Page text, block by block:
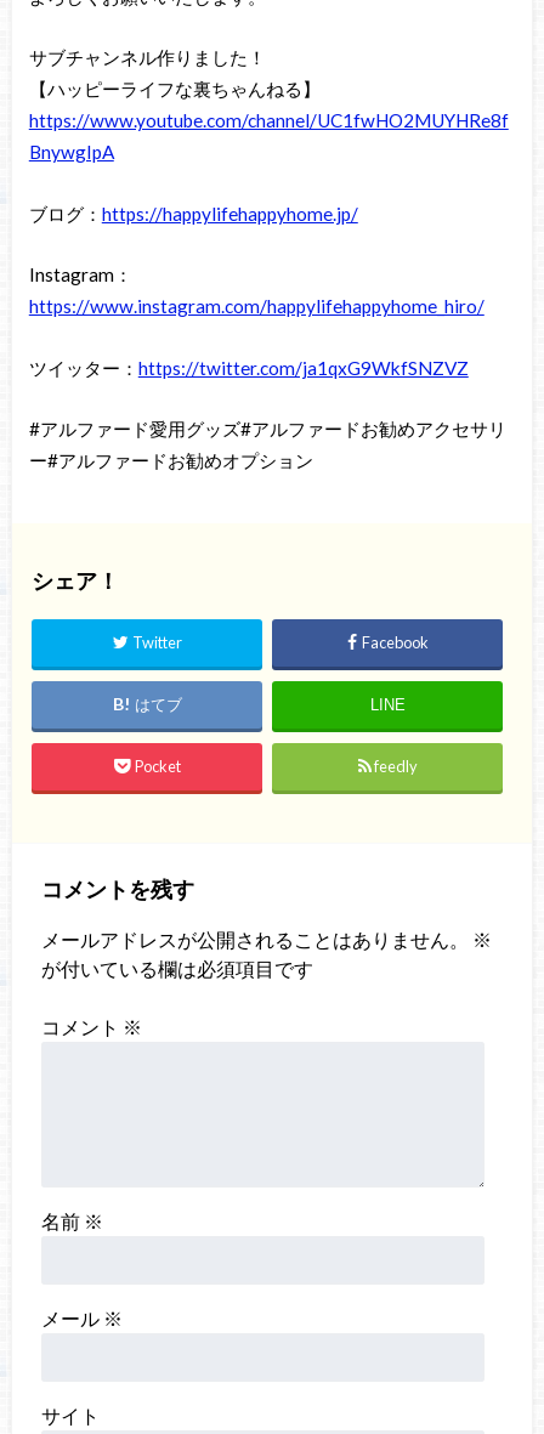
サブチャンネル作りました！
【ハッピーライフな裏ちゃんねる】
https://www.youtube.com/channel/UC1fwHO2MUYHRe8f
BnywgIpA
ブログ： https://happylifehappyhome.jp/
Instagram：
https://www.instagram.com/happylifehappyhome_hiro/
ツイッター： https://twitter.com/ja1qxG9WkfSNZVZ
#アルファード愛用グッズ#アルファードお勧めアクセサリ
ー#アルファードお勧めオプション
シェア！
Twitter Facebook
はてブ LINE
Pocket feedly
コメントを残す
メールアドレスが公開されることはありません。
※
が付いている欄は必須項目です
コメント ※
名前 ※
メール ※
サイト